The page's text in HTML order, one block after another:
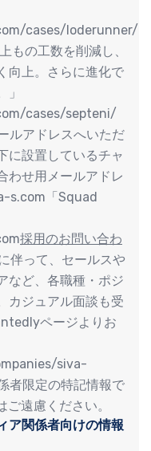
cases/loderunner/
もの工数を削減し、
向上。さらに進化で
cases/septeni/
ルアドレスへいただ
に設置しているチャ
わせ用メールアドレ
s.com「Squad
採用のお問い合わ
伴って、セールスや
など、各職種・ポジ
カジュアル面談も受
ページよりお
siva-
限定の特記情報で
遠慮ください。
ア関係者向けの情報